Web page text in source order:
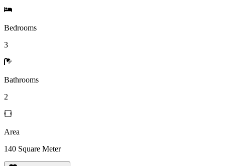
Bedrooms
3
Bathrooms
2
Area
140 Square Meter